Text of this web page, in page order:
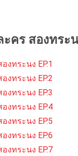
ะคร สองทระ
องทระนง EP.1
องทระนง EP.2
องทระนง EP.3
องทระนง EP.4
องทระนง EP.5
องทระนง EP.6
องทระนง EP.7